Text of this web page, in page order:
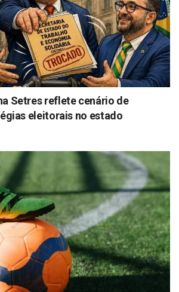
Setres reflete cenário de
eleitorais no estado